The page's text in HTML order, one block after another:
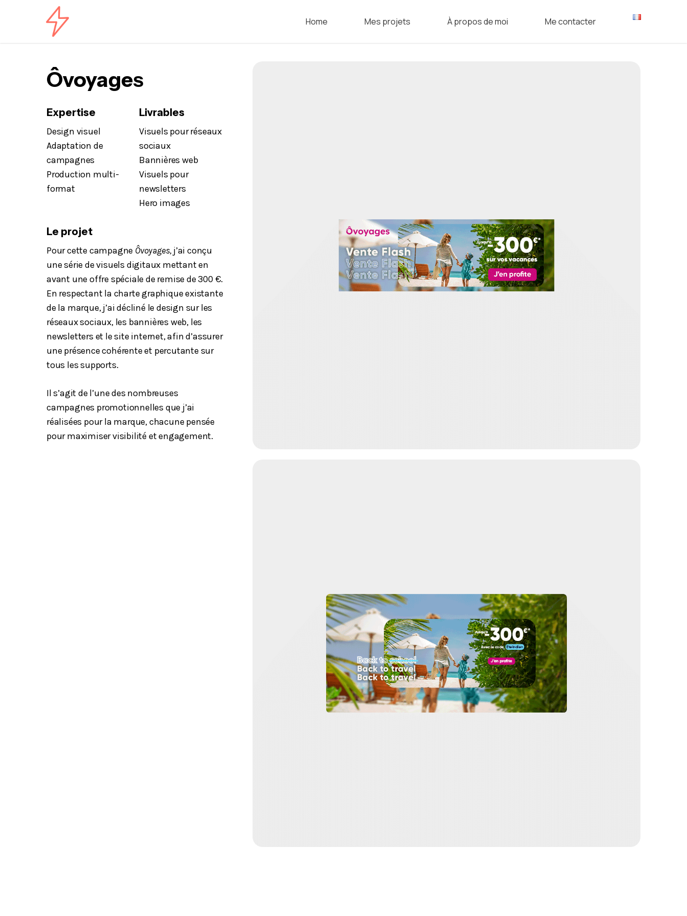
Home Mes projets À propos de moi Me contacter
Ôvoyages
Expertise
Design visuel
Adaptation de
campagnes
Production multi-
format
Livrables
Visuels pour réseaux
sociaux
Bannières web
Visuels pour
newsletters
Hero images
Le projet
Pour cette campagne Ôvoyages, j’ai conçu
une série de visuels digitaux mettant en
avant une offre spéciale de remise de 300 €.
En respectant la charte graphique existante
de la marque, j’ai décliné le design sur les
réseaux sociaux, les bannières web, les
newsletters et le site internet, afin d’assurer
une présence cohérente et percutante sur
tous les supports.
Il s’agit de l’une des nombreuses
campagnes promotionnelles que j’ai
réalisées pour la marque, chacune pensée
pour maximiser visibilité et engagement.